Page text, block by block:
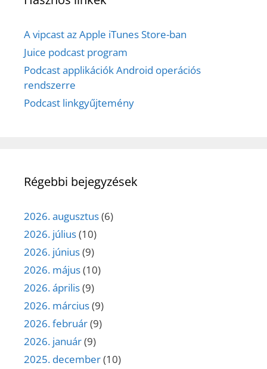
A vipcast az Apple iTunes Store-ban
Juice podcast program
Podcast applikációk Android operációs
rendszerre
Podcast linkgyűjtemény
Régebbi bejegyzések
2026. augusztus(6)
2026. július(10)
2026. június(9)
2026. május(10)
2026. április(9)
2026. március(9)
2026. február(9)
2026. január(9)
2025. december(10)